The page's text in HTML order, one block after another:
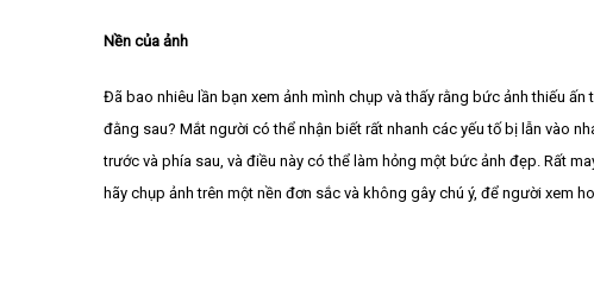
Nền của ảnh
Đã bao nhiêu lần bạn xem ảnh mình chụp và thấy rằng bức ảnh thiếu
đằng sau? Mắt người có thể nhận biết rất nhanh các yếu tố bị lẫn vào
trước và phía sau, và điều này có thể làm hỏng một bức ảnh đẹp. Rất
hãy chụp ảnh trên một nền đơn sắc và không gây chú ý, để người xem